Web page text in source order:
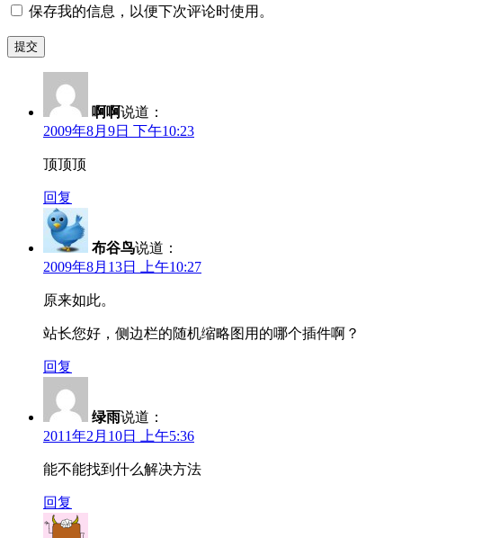
保存我的信息，以便下次评论时使用。
啊啊说道：
2009年8月9日 下午10:23
顶顶顶
回复
布谷鸟说道：
2009年8月13日 上午10:27
原来如此。
站长您好，侧边栏的随机缩略图用的哪个插件啊？
回复
绿雨说道：
2011年2月10日 上午5:36
能不能找到什么解决方法
回复